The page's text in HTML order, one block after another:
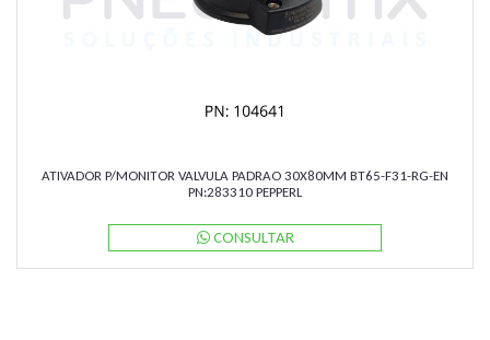
ATIVADOR P/MONITOR VALVULA PADRAO 30X80MM BT65-F31-RG-EN
PN:283310 PEPPERL
CONSULTAR